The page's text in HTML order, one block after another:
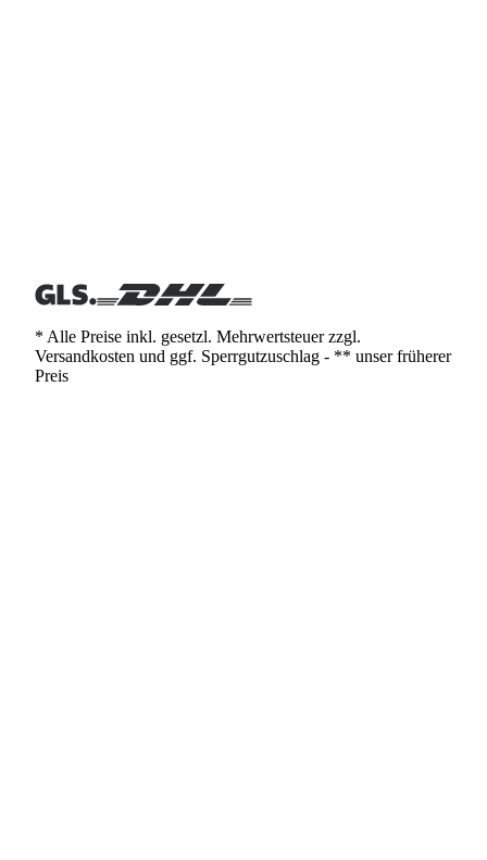
* Alle Preise inkl. gesetzl. Mehrwertsteuer zzgl.
Versandkosten und ggf. Sperrgutzuschlag - ** unser früherer
Preis